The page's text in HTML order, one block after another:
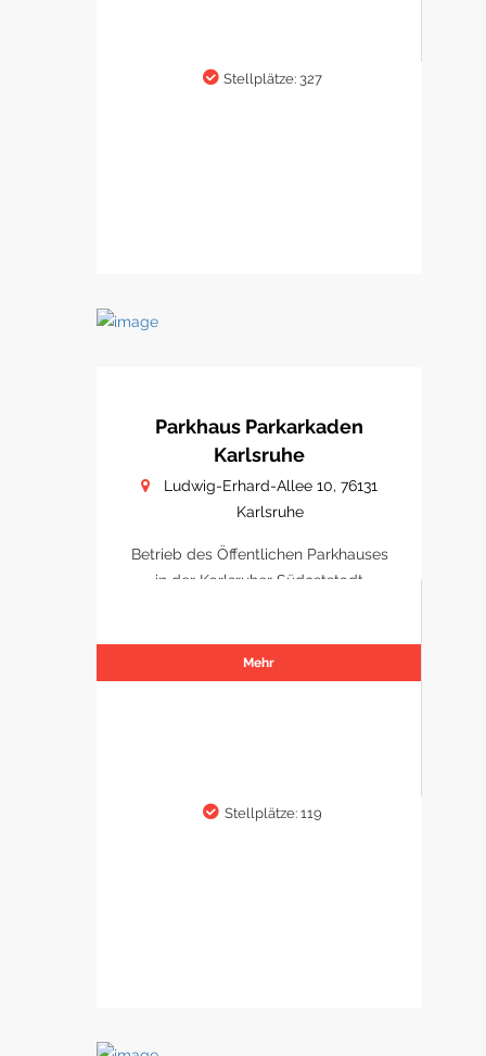
Stellplätze: 327
Parkhaus Parkarkaden
Karlsruhe
Ludwig-Erhard-Allee 10, 76131
Karlsruhe
Betrieb des Öffentlichen Parkhauses
in der Karlsruher Südoststadt
Mehr
Stellplätze: 119